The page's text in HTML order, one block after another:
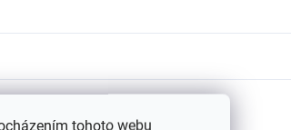
tohoto webu